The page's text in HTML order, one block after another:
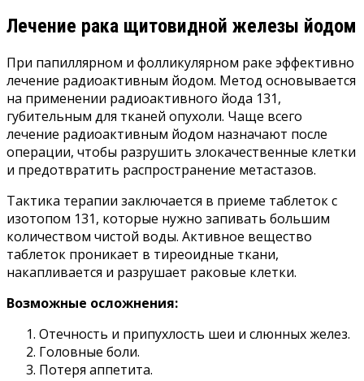
Лечение рака щитовидной железы йодом
При папиллярном и фолликулярном раке эффективно
лечение радиоактивным йодом. Метод основывается
на применении радиоактивного йода 131,
губительным для тканей опухоли. Чаще всего
лечение радиоактивным йодом назначают после
операции, чтобы разрушить злокачественные клетки
и предотвратить распространение метастазов.
Тактика терапии заключается в приеме таблеток с
изотопом 131, которые нужно запивать большим
количеством чистой воды. Активное вещество
таблеток проникает в тиреоидные ткани,
накапливается и разрушает раковые клетки.
Возможные осложнения:
Отечность и припухлость шеи и слюнных желез.
Головные боли.
Потеря аппетита.